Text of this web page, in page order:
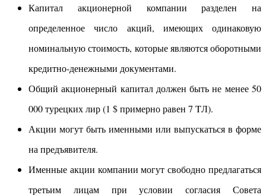
Капитал акционерной компании разделен на
определенное число акций, имеющих одинаковую
номинальную стоимость, которые являются оборотными
кредитно-денежными документами.
Общий акционерный капитал должен быть не менее 50
000 турецких лир (1 $ примерно равен 7 TЛ).
Акции могут быть именными или выпускаться в форме
на предъявителя.
Именные акции компании могут свободно предлагаться
третьим лицам при условии согласия Совета